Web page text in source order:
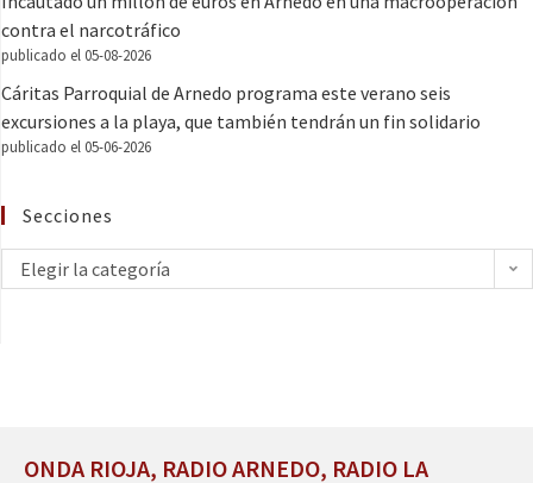
contra el narcotráfico
publicado el 05-08-2026
Cáritas Parroquial de Arnedo programa este verano seis
excursiones a la playa, que también tendrán un fin solidario
publicado el 05-06-2026
Secciones
Elegir la categoría
ONDA RIOJA, RADIO ARNEDO, RADIO LA